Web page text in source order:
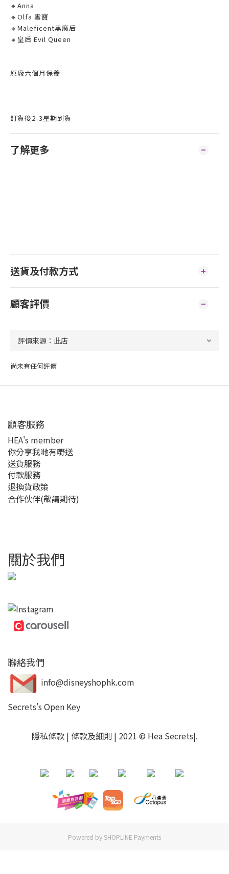
🔸Anna
🔸Olfa 雪寶
🔸Maleficent黑魔后
🔸皇后 Evil Queen
原廠六個月保養
訂貨後2-3星期到貨
了解更多
送貨及付款方式
顧客評價
尚未有任何評價
顧客服務
HEA's member
你分享我哋有嘢送
送貨服務
付款服務
退換貨政策
合作伙伴(敬請期待)
關於我們
聯絡我們
info@disneyshophk.com
Secrets's Open Key
隱私條款| 條款及細則 | 2021 © Hea Secrets|.
Powered by SHOPLINE Payments